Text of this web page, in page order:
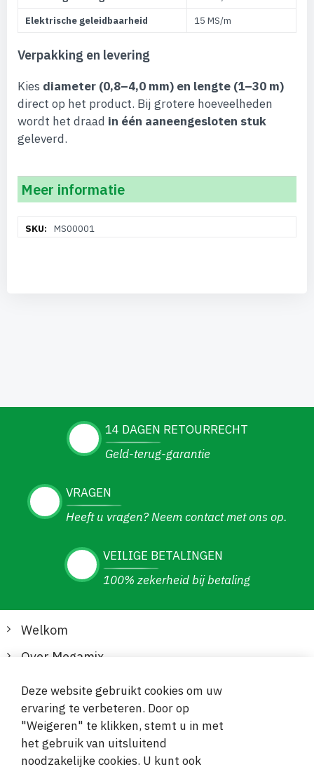
Elektrische geleidbaarheid
15 MS/m
Verpakking en levering
Kies diameter (0,8–4,0 mm) en lengte (1–30 m)
direct op het product. Bij grotere hoeveelheden
wordt het draad in één aaneengesloten stuk
geleverd.
Meer informatie
informatieMS00001
14 DAGEN RETOURRECHT
Geld-terug-garantie
VRAGEN
Heeft u vragen? Neem contact met ons op.
VEILIGE BETALINGEN
100% zekerheid bij betaling
Welkom
Over Megamix
Informatie
Klantenservice
Veilige en gemakkelijke betalingen
Deze website gebruikt cookies om uw
ervaring te verbeteren. Door op
"Weigeren" te klikken, stemt u in met
het gebruik van uitsluitend
noodzakelijke cookies. U kunt ook